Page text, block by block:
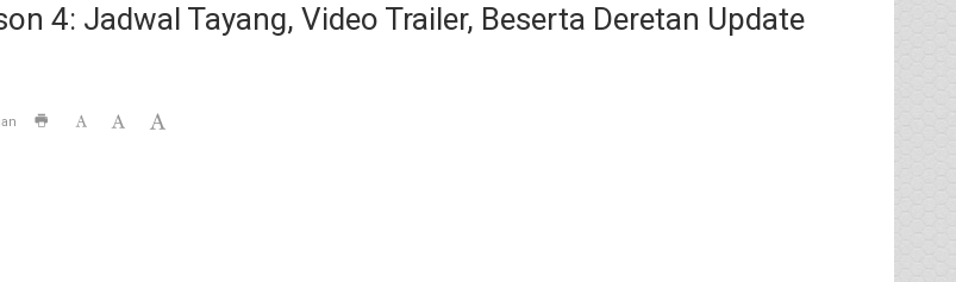
4: Jadwal Tayang, Video Trailer, Beserta Deretan Update